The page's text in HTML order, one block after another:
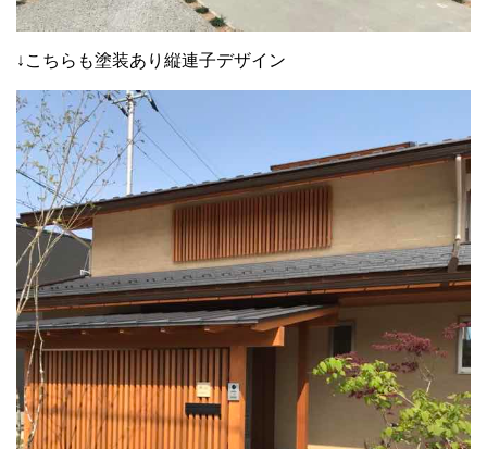
↓こちらも塗装あり縦連子デザイン